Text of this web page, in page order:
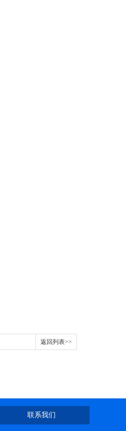
返回列表>>
联系我们